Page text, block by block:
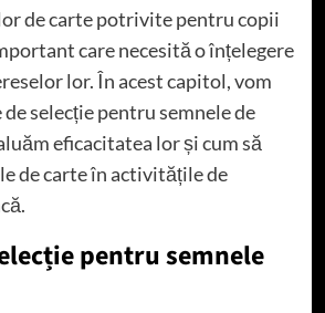
de carte potrivite pentru copii
care necesită o înțelegere
lor. În acest capitol, vom
selecție pentru semnele de
eficacitatea lor și cum să
de carte în activitățile de
pentru semnele